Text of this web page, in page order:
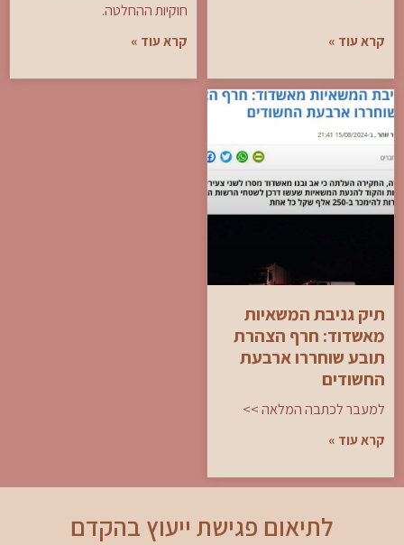
קרא עוד »
חוקיות ההחלטה.
קרא עוד »
תיק גניבת המשאיות
מאשדוד: חרף הצהרת
תובע שוחררו ארבעת
החשודים
למעבר לכתבה המלאה >>
קרא עוד »
לתיאום פגישת ייעוץ בהקדם